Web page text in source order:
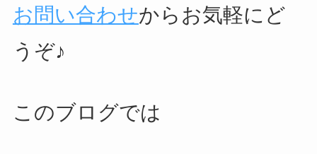
お問い合わせからお気軽にど
うぞ♪
このブログでは